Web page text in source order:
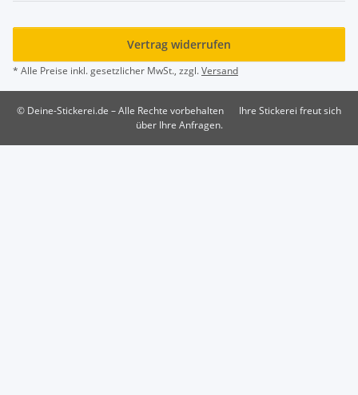
Vertrag widerrufen
* Alle Preise inkl. gesetzlicher MwSt., zzgl.Versand
© Deine-Stickerei.de – Alle Rechte vorbehalten
Ihre Stickerei freut sich
über Ihre Anfragen.